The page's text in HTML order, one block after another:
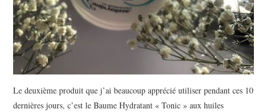
Le deuxième produit que j’ai beaucoup apprécié utiliser pendant ces 10
dernières jours, c’est le Baume Hydratant « Tonic » aux huiles